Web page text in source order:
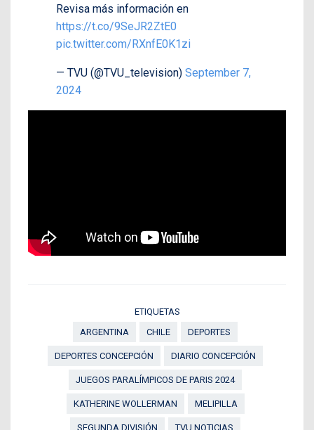
Revisa más información en
https://t.co/9SeJR2ZtE0
pic.twitter.com/RXnfE0K1zi
— TVU (@TVU_television) September 7,
2024
ETIQUETAS
ARGENTINA
CHILE DEPORTES
DEPORTES CONCEPCIÓN DIARIO CONCEPCIÓN
JUEGOS PARALÍMPICOS DE PARIS 2024
KATHERINE WOLLERMAN MELIPILLA
SEGUNDA DIVISIÓN TVU NOTICIAS